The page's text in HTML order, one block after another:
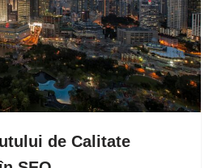
de Calitate